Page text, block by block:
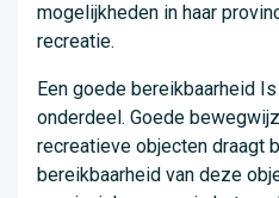
mogelijkheden in haar
recreatie.
Een goede bereikbaarheid
onderdeel. Goede
recreatieve objecten draagt
bereikbaarheid van deze